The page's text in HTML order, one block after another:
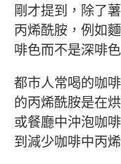
剛才提到，除了
丙烯酰胺，例如
啡色而不是深啡
都市人常喝的咖
的丙烯酰胺是在
或餐廳中沖泡咖
到減少咖啡中丙